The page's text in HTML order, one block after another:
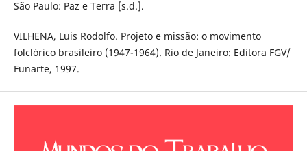
São Paulo: Paz e Terra [s.d.].
VILHENA, Luis Rodolfo. Projeto e missão: o movimento
folclórico brasileiro (1947-1964). Rio de Janeiro: Editora FGV/
Funarte, 1997.